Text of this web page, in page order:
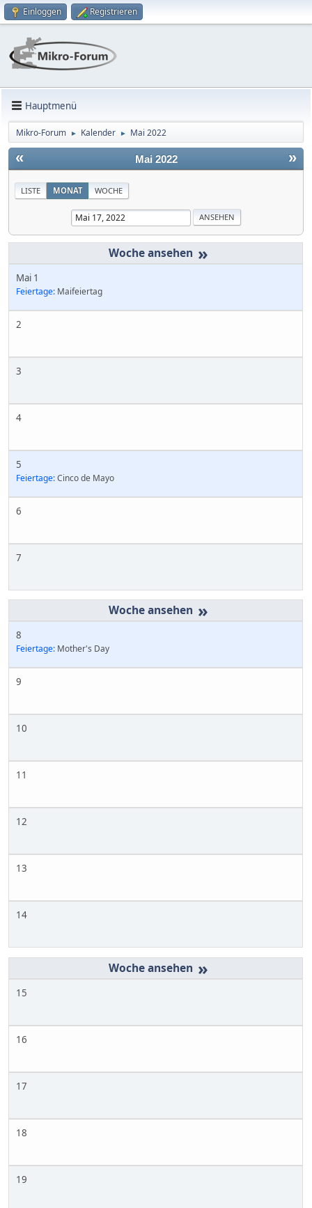
Einloggen Registrieren
Hauptmenü
Mikro-Forum ► Kalender ► Mai 2022
« »
Mai 2022
LISTE MONAT WOCHE
»
Mai 1
Feiertage: Maifeiertag
2
3
4
5
Feiertage:Cinco de Mayo
6
7
»
8
Feiertage: Mother's Day
9
10
11
12
13
14
»
15
16
17
18
19